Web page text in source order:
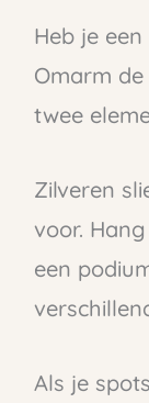
Heb je
Omarm
twee
Zilveren
voor.
een
Als je